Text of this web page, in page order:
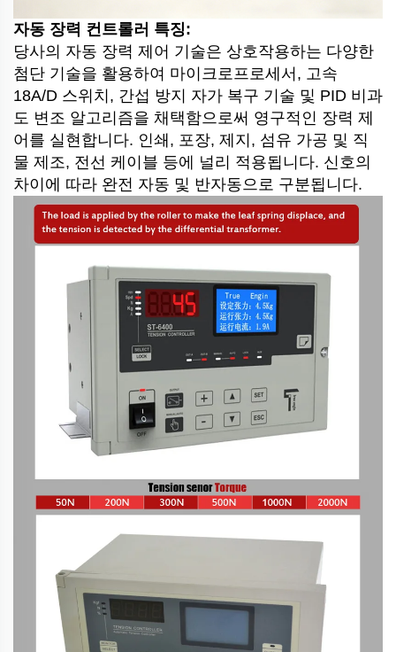
자동 장력 컨트롤러 특징:
당사의 자동 장력 제어 기술은 상호작용하는 다양한
첨단 기술을 활용하여 마이크로프로세서, 고속
18A/D 스위치, 간섭 방지 자가 복구 기술 및 PID 비과
도 변조 알고리즘을 채택함으로써 영구적인 장력 제
어를 실현합니다. 인쇄, 포장, 제지, 섬유 가공 및 직
물 제조, 전선 케이블 등에 널리 적용됩니다. 신호의
차이에 따라 완전 자동 및 반자동으로 구분됩니다.